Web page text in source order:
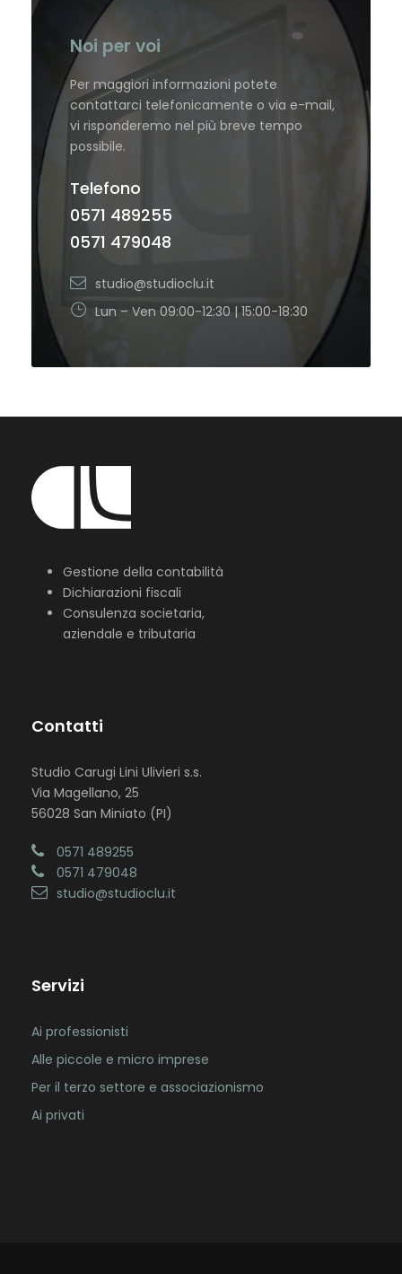
Noi per voi
Per maggiori informazioni potete
contattarci telefonicamente o via e-mail,
vi risponderemo nel più breve tempo
possibile.
Telefono
0571 489255
0571 479048
studio@studioclu.it
Lun – Ven 09:00-12:30 | 15:00-18:30
Gestione della contabilità
Dichiarazioni fiscali
Consulenza societaria,
aziendale e tributaria
Contatti
Studio Carugi Lini Ulivieri s.s.
Via Magellano, 25
56028 San Miniato (PI)
0571 489255
0571 479048
studio@studioclu.it
Servizi
Ai professionisti
Alle piccole e micro imprese
Per il terzo settore e associazionismo
Ai privati